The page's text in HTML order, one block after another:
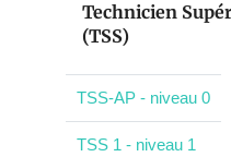
Technicien
(TSS)
TSS-AP - niveau 0
TSS 1 - niveau 1